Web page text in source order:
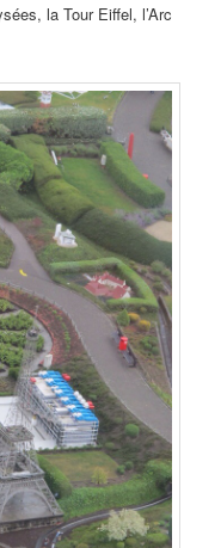
la Tour Eiffel, l’Arc